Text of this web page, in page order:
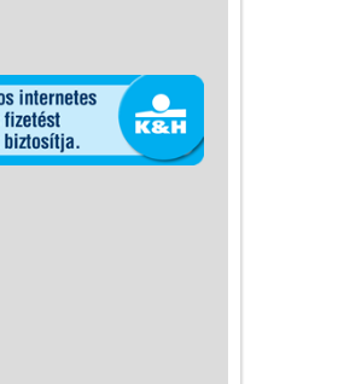
Papírszínház
Pixelhobby